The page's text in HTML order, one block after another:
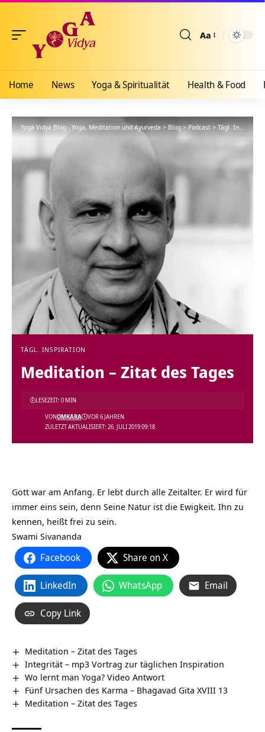
Aa
Home News Yoga & Spiritualität Health & Food
Yoga Vidya Blog - Yoga, Meditation und Ayurveda>Blog>Podcast>Tägl. Inspiration
TÄGL. INSPIRATION
Meditation – Zitat des Tages
ZULETZT AKTUALISIERT: 26. JULI 2019 09:18
VONOMKARA VOR 6 JAHREN
LESEZEIT: 0 MIN
Gott war am Anfang. Er lebt durch alle Zeitalter. Er wird für
immer eins sein, denn Seine Natur ist die Ewigkeit. Ihn zu
kennen, heißt frei zu sein.
Swami Sivananda
Facebook Share on X
LinkedIn WhatsApp Email
Copy Link
Meditation – Zitat des Tages
Integrität – mp3 Vortrag zur täglichen Inspiration
Wo lernt man Yoga? Video Antwort
Fünf Ursachen des Karma – Bhagavad Gita XVIII 13
Meditation – Zitat des Tages